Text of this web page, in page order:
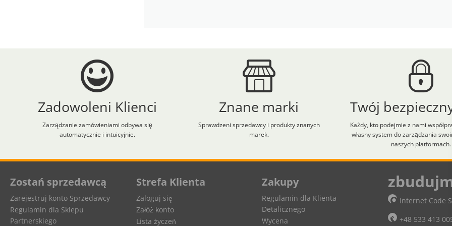
Zadowoleni Klienci
Zarządzanie zamówieniami odbywa się
automatycznie i intuicyjnie.
Znane marki
Sprawdzeni sprzedawcy i produkty znanych
marek.
Twój bezpieczny
Każdy, kto podejmie z nami
własny system do zarządzania
naszych platformach.
Aplikacja załadowana z zaawansowanymi funkcjami dostępności. Naciśnij Alt+H aby zobaczyć skróty klawiaturowe.
Zostań sprzedawcą
Zarejestruj konto Sprzedawcy
Regulamin dla Sklepu
Partnerskiego
Strefa Klienta
Zaloguj się
Załóż konto
Lista życzeń
Zakupy
Regulamin dla Klienta
Detalicznego
Wycena
Internet Code
+48 533 413